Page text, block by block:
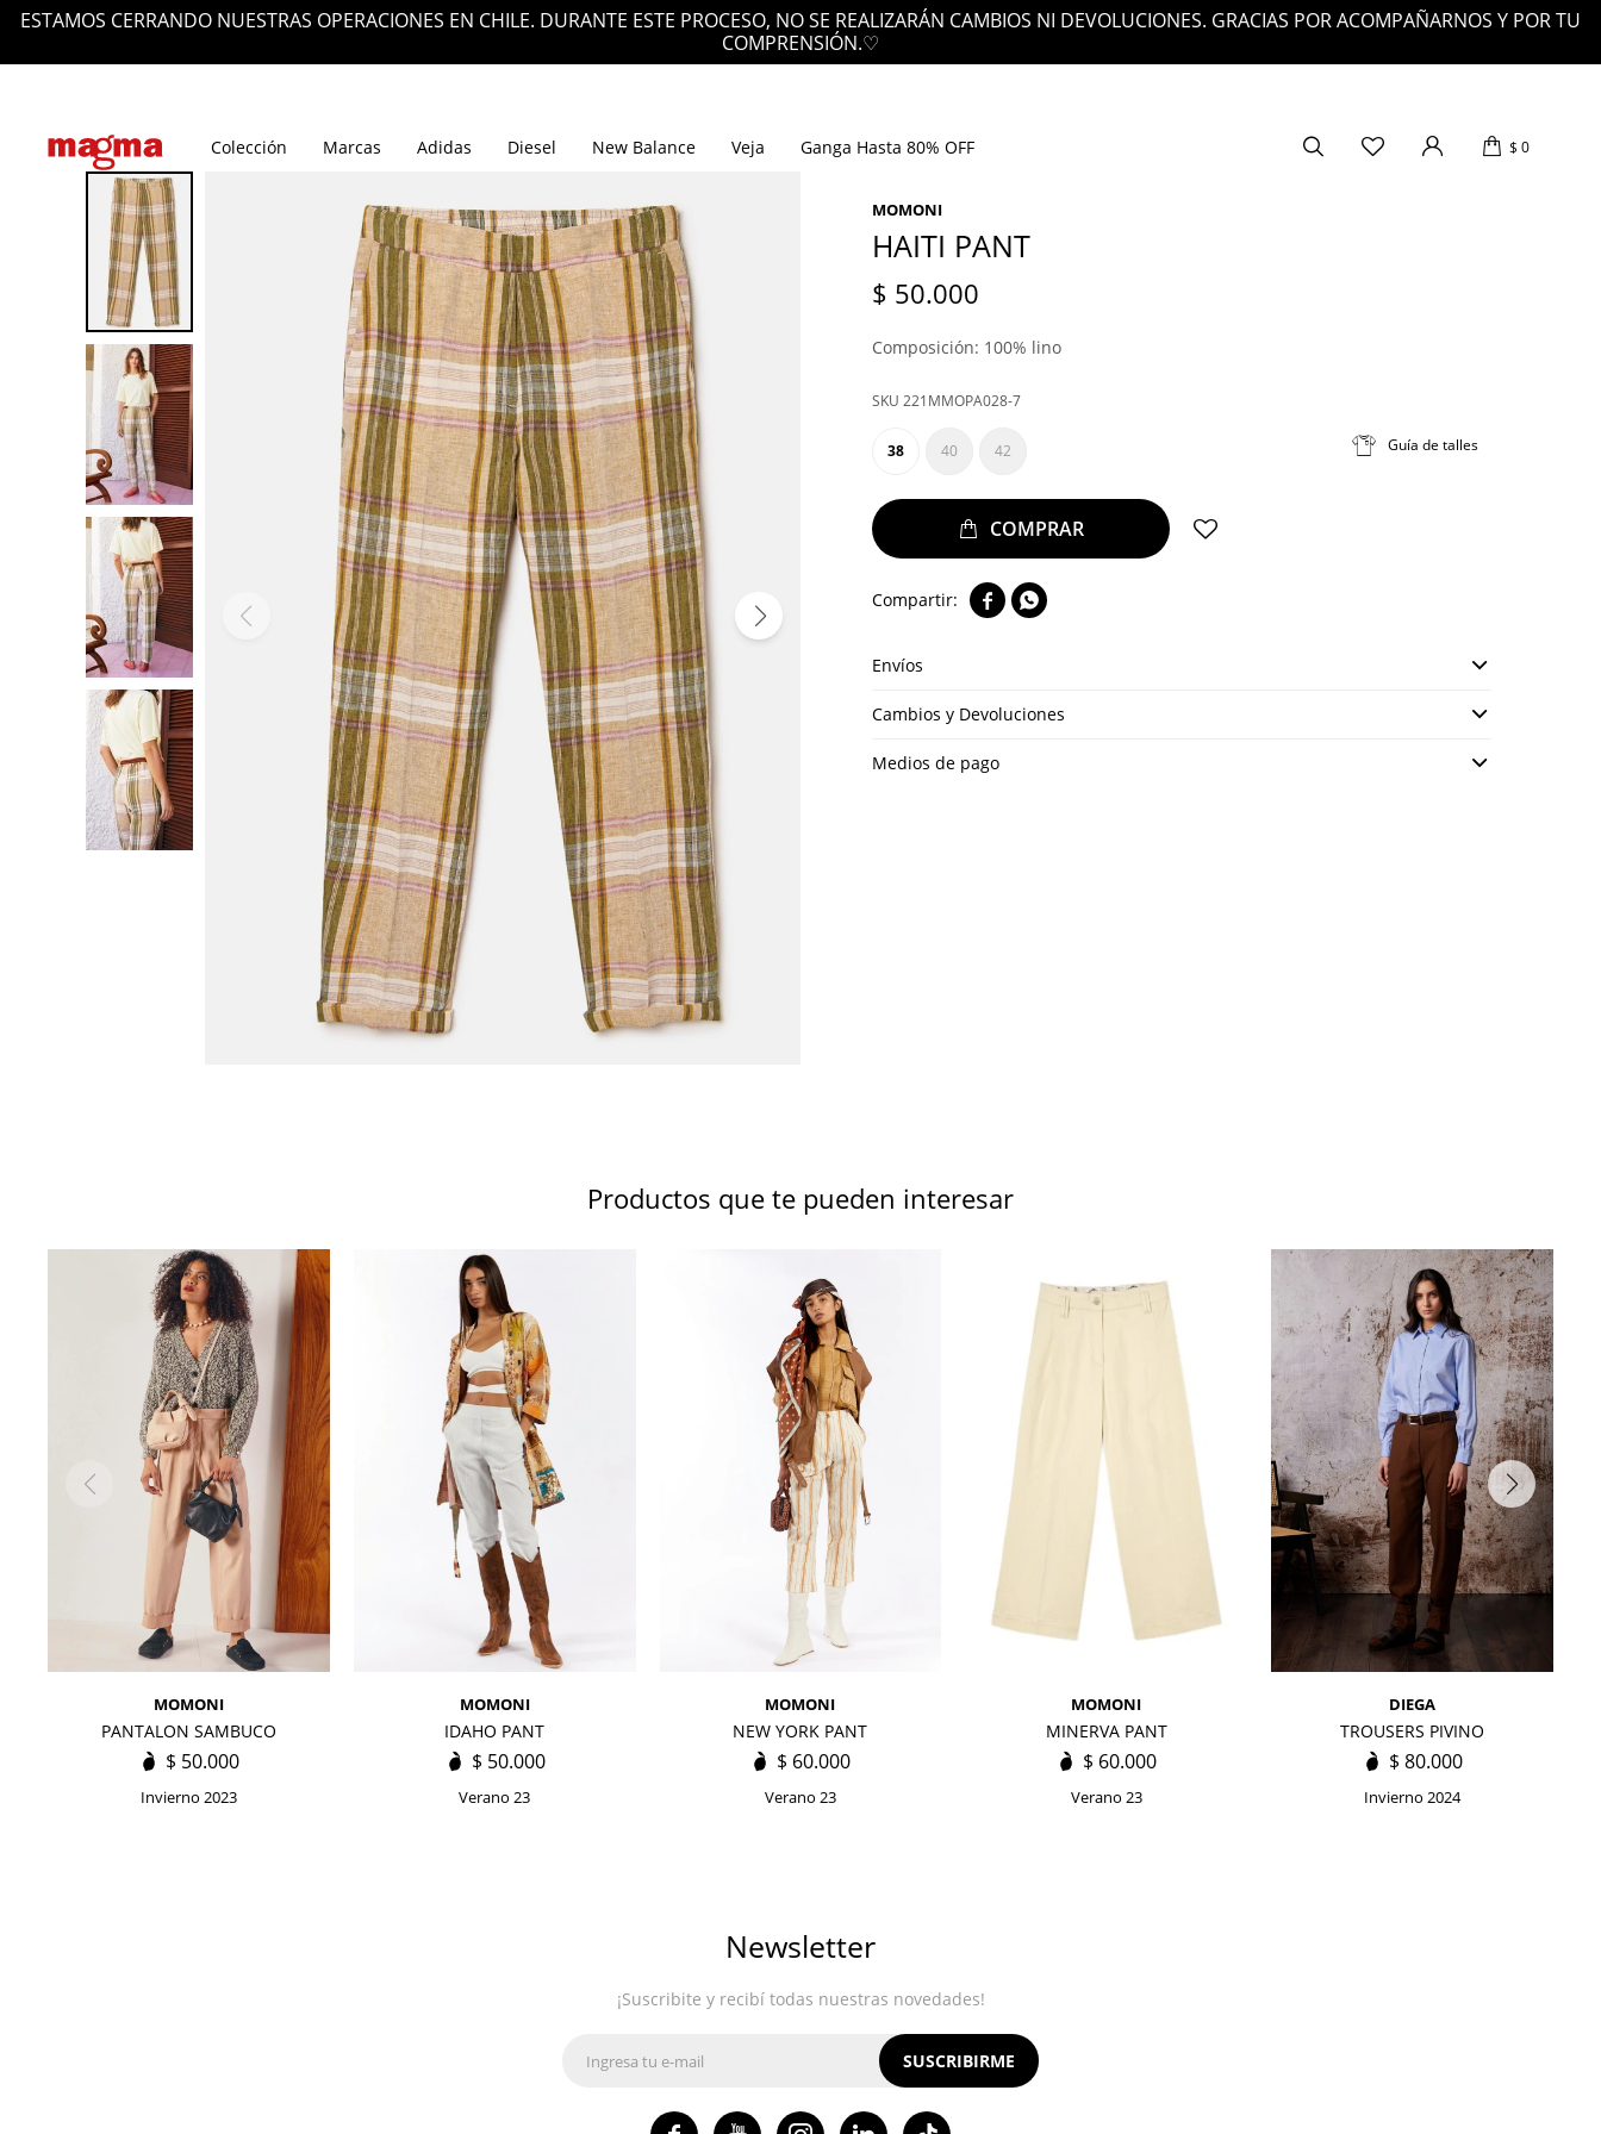
GRACIAS POR ACOMPAÑARNOS Y POR TU EN ENVÍOS GRATIS POR SOBRE LOS $200.000
Colección Marcas Adidas Diesel New Balance Veja Ganga Hasta 80% OFF $ 0
MOMONI
HAITI PANT
$ 50.000
Composición: 100% lino
221MMOPA028-7
38 40 42 Guía de talles
 
Envíos
Cambios y Devoluciones
Medios de pago
Productos que te pueden interesar
MOMONI
PANTALON SAMBUCO
$ 50.000
Invierno 2023
MOMONI
IDAHO PANT
$ 50.000
Verano 23
MOMONI
NEW YORK PANT
$ 60.000
Verano 23
MOMONI
MINERVA PANT
$ 60.000
Verano 23
DIEGA
TROUSERS PIVINO
$ 80.000
Invierno 2024
Newsletter
¡Suscribite y recibí todas nuestras novedades!
SUSCRIBIRME